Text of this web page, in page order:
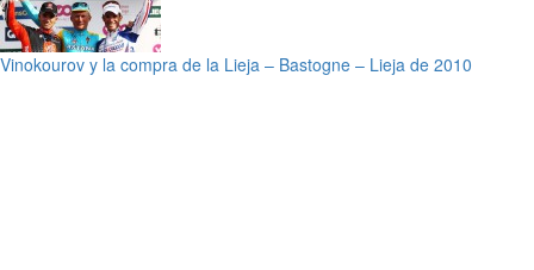
Vinokourov y la compra de la Lieja – Bastogne – Lieja de 2010